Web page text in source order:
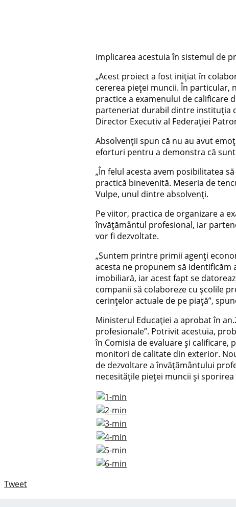
implicarea acestuia în sistemul de
„Acest proiect a fost inițiat în
cererea pieței muncii. În particular,
practice a examenului de calificare
parteneriat durabil dintre instituția
Director Executiv al Federației
Absolvenții spun că nu au avut
eforturi pentru a demonstra că
„În felul acesta avem posibilitatea
practică binevenită. Meseria de
Vulpe, unul dintre absolvenți.
Pe viitor, practica de organizare a
învățământul profesional, iar
vor fi dezvoltate.
„Suntem printre primii agenți
acesta ne propunem să identificăm
imobiliară, iar acest fapt se
companii să colaboreze cu școlile
cerințelor actuale de pe piață”,
Ministerul Educației a aprobat în
profesionale”. Potrivit acestuia,
în Comisia de evaluare și
monitori de calitate din exterior.
de dezvoltare a învățământului
necesitățile pieței muncii și
Tweet